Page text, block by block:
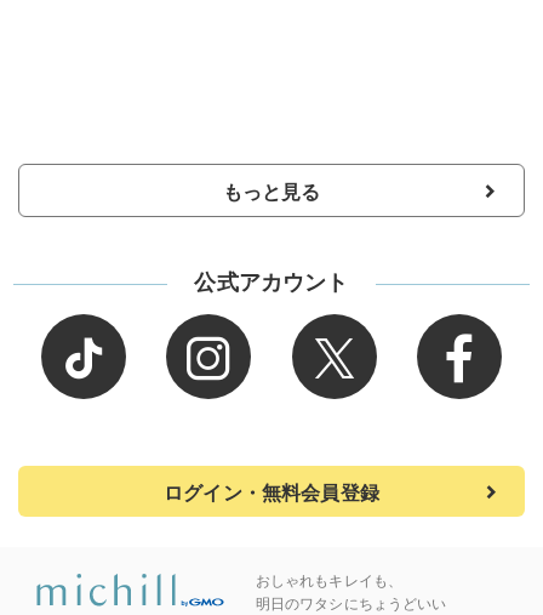
もっと見る
公式アカウント
ログイン・無料会員登録
おしゃれもキレイも、
明日のワタシにちょうどいい